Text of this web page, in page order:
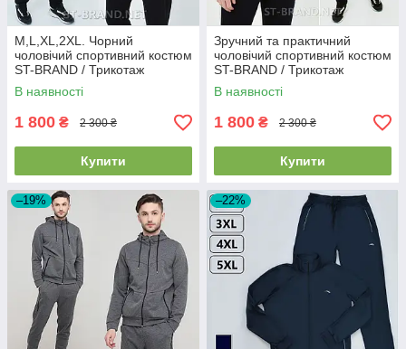
M,L,XL,2XL. Чорний
чоловічий спортивний костюм
ST-BRAND / Трикотаж
двунитка відмінної якості
В наявності
1 800 ₴ 2 300 ₴
Купити
Зручний та практичний
чоловічий спортивний костюм
ST-BRAND / Трикотаж
двунитка - чорний з
бордовим
В наявності
1 800 ₴ 2 300 ₴
Купити
–19% –22%